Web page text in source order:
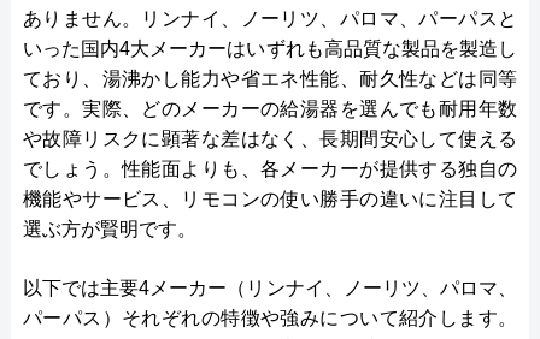
ありません。リンナイ、ノーリツ、パロマ、パーパスと
いった国内4大メーカーはいずれも高品質な製品を製造し
ており、湯沸かし能力や省エネ性能、耐久性などは同等
です。実際、どのメーカーの給湯器を選んでも耐用年数
や故障リスクに顕著な差はなく、長期間安心して使える
でしょう。性能面よりも、各メーカーが提供する独自の
機能やサービス、リモコンの使い勝手の違いに注目して
選ぶ方が賢明です。
以下では主要4メーカー（リンナイ、ノーリツ、パロマ、
パーパス）それぞれの特徴や強みについて紹介します。